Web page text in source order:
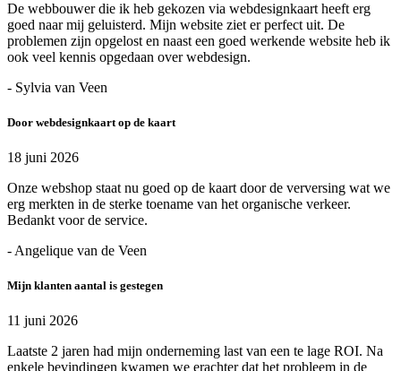
De webbouwer die ik heb gekozen via webdesignkaart heeft erg
goed naar mij geluisterd. Mijn website ziet er perfect uit. De
problemen zijn opgelost en naast een goed werkende website heb ik
ook veel kennis opgedaan over webdesign.
- Sylvia van Veen
Door webdesignkaart op de kaart
18 juni 2026
Onze webshop staat nu goed op de kaart door de verversing wat we
erg merkten in de sterke toename van het organische verkeer.
Bedankt voor de service.
- Angelique van de Veen
Mijn klanten aantal is gestegen
11 juni 2026
Laatste 2 jaren had mijn onderneming last van een te lage ROI. Na
enkele bevindingen kwamen we erachter dat het probleem in de